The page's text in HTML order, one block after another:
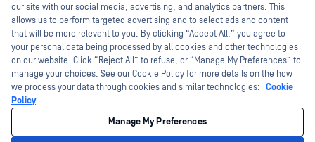
Chứng nhận
Đối tác công nghệ
Chương trình đối tác kênh phân phối
White Papers
Công cụ miễn phí
©2026 OPSWAT Công ty TNHH. Mọi quyền được bảo lưu. OPSWAT , MetaDefender
Metascan, MetaAccess , cái OPSWAT Logo, Không tin tưởng bất kỳ tệp tin nào.
Không tin tưởng bất kỳ thiết bị nào. OPSWAT Academy Bảo vệ thế giới cơ sở hạ
tầng trọng yếu Deep CDR™ Technology, InQuest, Logo InQuest, DFI, RetroHunt, Deep
File Inspection và Join the Hunt là các nhãn hiệu thương mại của OPSWAT Các
nhãn hiệu của bên thứ ba là tài sản của chủ sở hữu tương ứng.
our site with our social media, advertising, and analytics partners. This
allows us to perform targeted advertising and to select ads and content
that will be more relevant to you. By clicking “Accept All,” you agree to
your personal data being processed by all cookies and other technologies
on our website. Click “Reject All” to refuse, or “Manage My Preferences” to
manage your choices. See our Cookie Policy for more details on the how
we process your data through cookies and similar technologies: Cookie
Policy
Manage My Preferences
today?